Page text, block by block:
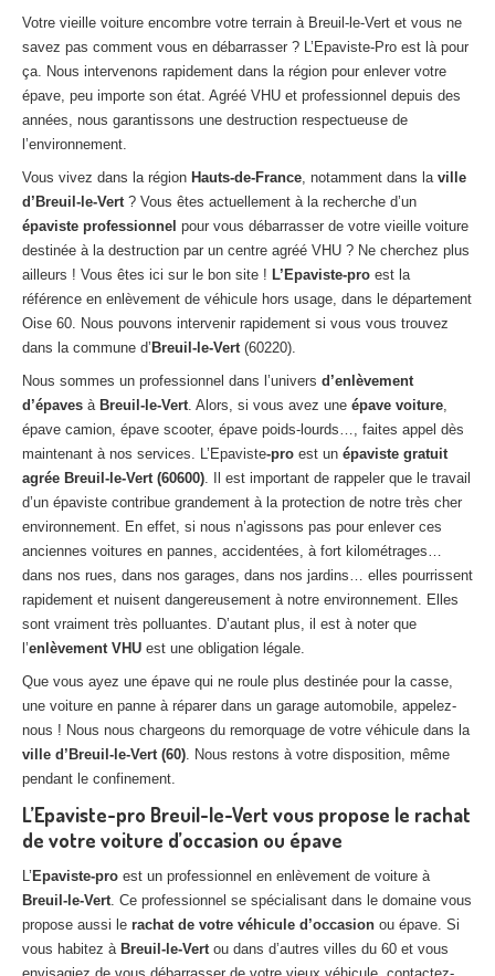
– Aube
02– Aisne
Tousles secteurs
CENTREVHU AGRÉE
Centreagréé VHU Paris 75 : casse auto avec destruction
Centre
agréé VHU 77 : casse auto avec destruction
Centre agréé VHU 78 : casse auto avec destruction
Centreagréé VHU 91 : casse auto avec destruction
Centreagréé VHU 92 : casse auto avec destruction
Centreagréé VHU 93 : casse auto avec destruction
Centreagréé VHU 94 : casse auto avec destruction
Centre agréé VHU 95 : casse auto avec destruction
DOCUMENTSÀ JOINDRE
RACHATVÉHICULES
CONTACT
01 83 64 20 40
Votre vieille voiture encombre votre terrain à Breuil-le-Vert et vous ne
savez pas comment vous en débarrasser ? L’Epaviste-Pro est là pour
ça. Nous intervenons rapidement dans la région pour enlever votre
épave, peu importe son état. Agréé VHU et professionnel depuis des
années, nous garantissons une destruction respectueuse de
l’environnement.
Vous vivez dans la région Hauts-de-France, notamment dans la ville
d’Breuil-le-Vert? Vous êtes actuellement à la recherche d’un
épaviste professionnel pour vous débarrasser de votre vieille voiture
destinée à la destruction par un centre agréé VHU ? Ne cherchez plus
ailleurs ! Vous êtes ici sur le bon site ! L’Epaviste-pro est la
référence en enlèvement de véhicule hors usage, dans le département
Oise 60. Nous pouvons intervenir rapidement si vous vous trouvez
dans la commune d’ Breuil-le-Vert(60220).
Nous sommes un professionnel dans l’univers d’enlèvement
d’épaves à Breuil-le-Vert. Alors, si vous avez une épave voiture,
épave camion, épave scooter, épave poids-lourds…, faites appel dès
maintenant à nos services. L’Epaviste-pro est un épaviste gratuit
agrée Breuil-le-Vert (60600). Il est important de rappeler que le travail
d’un épaviste contribue grandement à la protection de notre très cher
environnement. En effet, si nous n’agissons pas pour enlever ces
anciennes voitures en pannes, accidentées, à fort kilométrages…
dans nos rues, dans nos garages, dans nos jardins… elles pourrissent
rapidement et nuisent dangereusement à notre environnement. Elles
sont vraiment très polluantes. D’autant plus, il est à noter que
l’enlèvement VHU est une obligation légale.
Que vous ayez une épave qui ne roule plus destinée pour la casse,
une voiture en panne à réparer dans un garage automobile, appelez-
nous ! Nous nous chargeons du remorquage de votre véhicule dans la
ville d’Breuil-le-Vert (60). Nous restons à votre disposition, même
pendant le confinement.
L’Epaviste-pro Breuil-le-Vert vous propose le rachat
de votre voiture d’occasion ou épave
L’ Epaviste-pro est un professionnel en enlèvement de voiture à
Breuil-le-Vert. Ce professionnel se spécialisant dans le domaine vous
propose aussi le rachat de votre véhicule d’occasion ou épave. Si
vous habitez à Breuil-le-Vertou dans d’autres villes du 60 et vous